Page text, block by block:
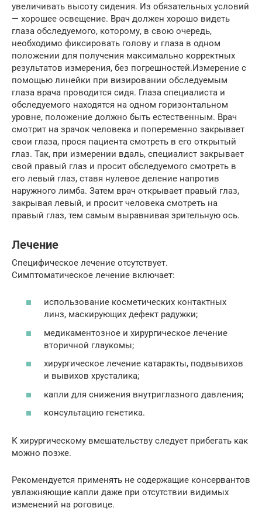
увеличивать высоту сидения. Из обязательных условий
— хорошее освещение. Врач должен хорошо видеть
глаза обследуемого, которому, в свою очередь,
необходимо фиксировать голову и глаза в одном
положении для получения максимально корректных
результатов измерения, без погрешностей.Измерение с
помощью линейки при визировании обследуемым
глаза врача проводится сидя. Глаза специалиста и
обследуемого находятся на одном горизонтальном
уровне, положение должно быть естественным. Врач
смотрит на зрачок человека и попеременно закрывает
свои глаза, прося пациента смотреть в его открытый
глаз. Так, при измерении вдаль, специалист закрывает
свой правый глаз и просит обследуемого смотреть в
его левый глаз, ставя нулевое деление напротив
наружного лимба. Затем врач открывает правый глаз,
закрывая левый, и просит человека смотреть на
правый глаз, тем самым выравнивая зрительную ось.
Лечение
Специфическое лечение отсутствует.
Симптоматическое лечение включает:
использование косметических контактных
линз, маскирующих дефект радужки;
медикаментозное и хирургическое лечение
вторичной глаукомы;
хирургическое лечение катаракты, подвывихов
и вывихов хрусталика;
капли для снижения внутриглазного давления;
консультацию генетика.
К хирургическому вмешательству следует прибегать как
можно позже.
Рекомендуется применять не содержащие консервантов
увлажняющие капли даже при отсутствии видимых
изменений на роговице.